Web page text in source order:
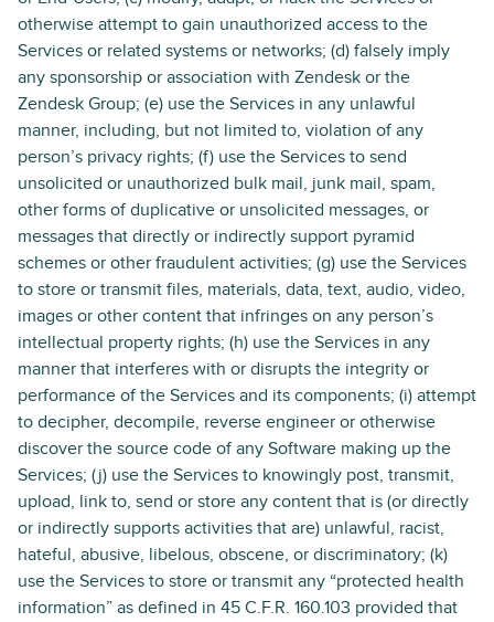
otherwise attempt to gain unauthorized access to the
Services or related systems or networks; (d) falsely imply
any sponsorship or association with Zendesk or the
Zendesk Group; (e) use the Services in any unlawful
manner, including, but not limited to, violation of any
person’s privacy rights; (f) use the Services to send
unsolicited or unauthorized bulk mail, junk mail, spam,
other forms of duplicative or unsolicited messages, or
messages that directly or indirectly support pyramid
schemes or other fraudulent activities; (g) use the Services
to store or transmit files, materials, data, text, audio, video,
images or other content that infringes on any person’s
intellectual property rights; (h) use the Services in any
manner that interferes with or disrupts the integrity or
performance of the Services and its components; (i) attempt
to decipher, decompile, reverse engineer or otherwise
discover the source code of any Software making up the
Services; (j) use the Services to knowingly post, transmit,
upload, link to, send or store any content that is (or directly
or indirectly supports activities that are) unlawful, racist,
hateful, abusive, libelous, obscene, or discriminatory; (k)
use the Services to store or transmit any “protected health
information” as defined in 45 C.F.R. 160.103 provided that